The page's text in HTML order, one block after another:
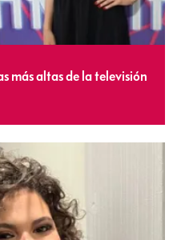
más altas de la televisión